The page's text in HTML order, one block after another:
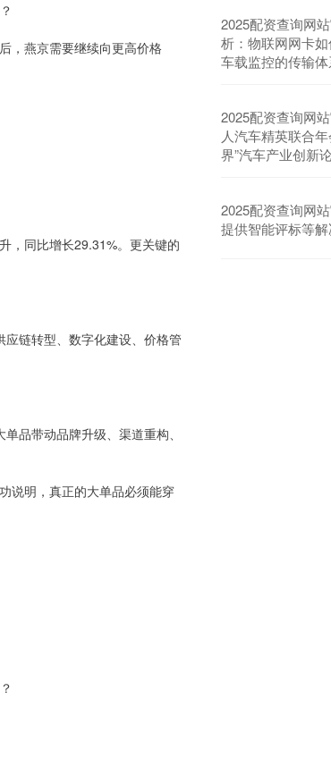
，燕京需要继续向更高价格
，同比增长29.31%。更关键的
链转型、数字化建设、价格管
品带动品牌升级、渠道重构、
说明，真正的大单品必须能穿
2025配资查询网
析：物联网网卡
车载监控的传输体
2025配资查询网
人汽车精英联合
界”汽车产业创新
2025配资查询网
提供智能评标等